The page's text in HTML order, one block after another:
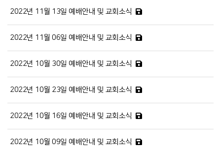
2022년 11월 13일 예배안내 및 교회소식
2022년 11월 06일 예배안내 및 교회소식
2022년 10월 30일 예배안내 및 교회소식
2022년 10월 23일 예배안내 및 교회소식
2022년 10월 16일 예배안내 및 교회소식
2022년 10월 09일 예배안내 및 교회소식